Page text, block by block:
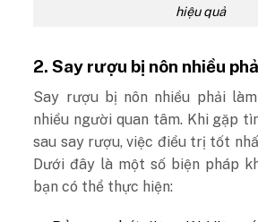
hiệu quả
2. Say rượu bị nôn nhiều
Say rượu bị nôn nhiều phải
nhiều người quan tâm. Khi gặp
sau say rượu, việc điều trị tốt
Dưới đây là một số biện pháp
bạn có thể thực hiện: